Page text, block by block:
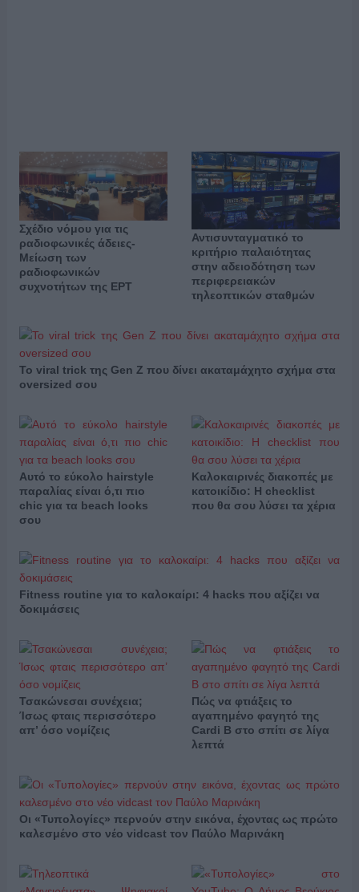
Σχέδιο νόμου για τις
ραδιοφωνικές άδειες-
Μείωση των
ραδιοφωνικών
συχνοτήτων της ΕΡΤ
Αντισυνταγματικό το
κριτήριο παλαιότητας
στην αδειοδότηση των
περιφερειακών
τηλεοπτικών σταθμών
Το viral trick της Gen Z που δίνει ακαταμάχητο σχήμα στα
oversized σου
Αυτό το εύκολο hairstyle
παραλίας είναι ό,τι πιο
chic για τα beach looks
σου
Καλοκαιρινές διακοπές με
κατοικίδιο: Η checklist
που θα σου λύσει τα χέρια
Fitness routine για το καλοκαίρι: 4 hacks που αξίζει να
δοκιμάσεις
Τσακώνεσαι συνέχεια;
Ίσως φταις περισσότερο
απ’ όσο νομίζεις
Πώς να φτιάξεις το
αγαπημένο φαγητό της
Cardi B στο σπίτι σε λίγα
λεπτά
Οι «Τυπολογίες» περνούν στην εικόνα, έχοντας ως πρώτο
καλεσμένο στο νέο vidcast τον Παύλο Μαρινάκη